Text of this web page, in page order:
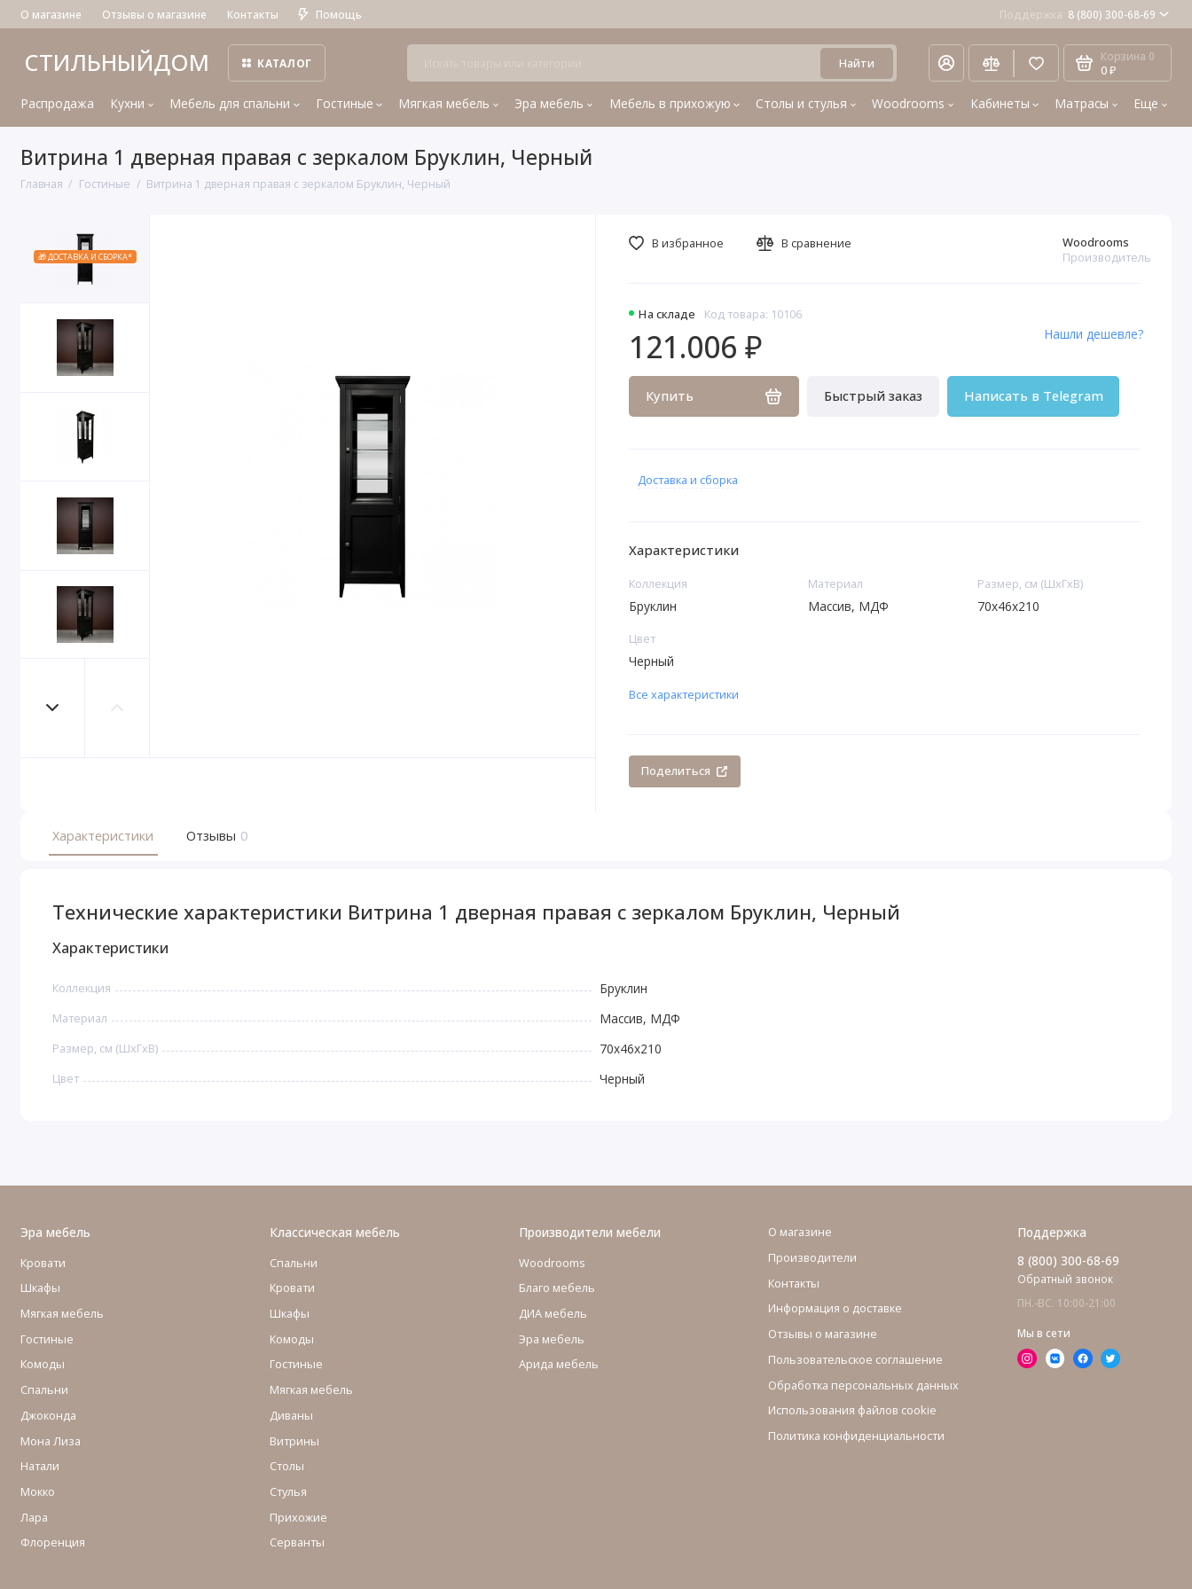
О магазине Отзывы о магазине Контакты Помощь Поддержка 8 (800) 300-68-69
СТИЛЬНЫЙДОМ КАТАЛОГ Найти Корзина 0
0 ₽
Распродажа Кухни Мебель для спальни Гостиные Мягкая мебель Эра мебель Мебель в прихожую Столы и стулья Woodrooms Кабинеты Матрасы Еще
Витрина 1 дверная правая с зеркалом Бруклин, Черный
Главная Гостиные Витрина 1 дверная правая с зеркалом Бруклин, Черный
🎁 ДОСТАВКА И СБОРКА*
На складе Код товара: 10106
Woodrooms
Производитель
121.006 ₽
Купить Быстрый заказ Написать в Telegram
Нашли дешевле?
В избранное В сравнение
Доставка и сборка
Характеристики
Коллекция
Бруклин
Материал
Массив, МДФ
Размер, см (ШхГхВ)
70х46х210
Цвет
Черный
Все характеристики
Поделиться
Характеристики Отзывы 0
Технические характеристики Витрина 1 дверная правая с зеркалом Бруклин, Черный
Характеристики
Коллекция Бруклин
Материал Массив, МДФ
Размер, см (ШхГхВ) 70х46х210
Цвет Черный
Эра мебель
Кровати
Шкафы
Мягкая мебель
Гостиные
Комоды
Cпальни
Джоконда
Мона Лиза
Натали
Мокко
Лара
Флоренция
Классическая мебель
Спальни
Кровати
Шкафы
Комоды
Гостиные
Мягкая мебель
Диваны
Витрины
Столы
Стулья
Прихожие
Серванты
Производители мебели
Woodrooms
Благо мебель
ДИА мебель
Эра мебель
Арида мебель
О магазине
Производители
Контакты
Информация о доставке
Отзывы о магазине
Пользовательское соглашение
Обработка персональных данных
Использования файлов cookie
Политика конфиденциальности
Поддержка
8 (800) 300-68-69
Обратный звонок
ПН.-ВС. 10:00-21:00
Мы в сети